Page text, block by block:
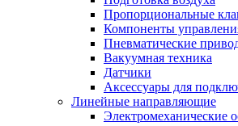
Пропорциональные
Компоненты
Пневматические
Вакуумная техника
Датчики
Аксессуары для
Линейные направляющие
Электромеханические